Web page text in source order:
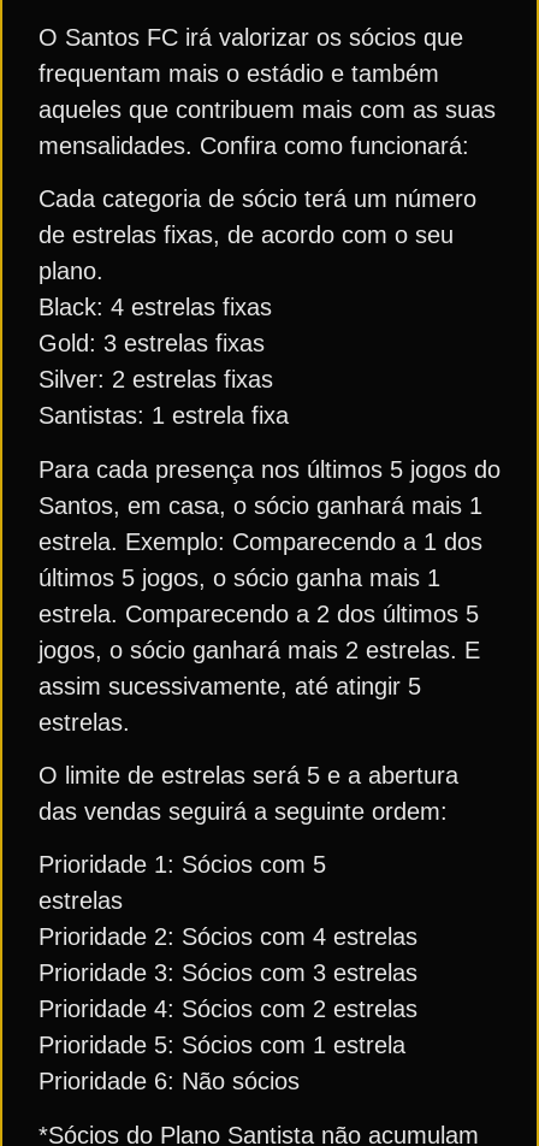
O Santos FC irá valorizar os sócios que
frequentam mais o estádio e também
aqueles que contribuem mais com as suas
mensalidades. Confira como funcionará:
Cada categoria de sócio terá um número
de estrelas fixas, de acordo com o seu
plano.
Black: 4 estrelas fixas
Gold: 3 estrelas fixas
Silver: 2 estrelas fixas
Santistas: 1 estrela fixa
Para cada presença nos últimos 5 jogos do
Santos, em casa, o sócio ganhará mais 1
estrela. Exemplo: Comparecendo a 1 dos
últimos 5 jogos, o sócio ganha mais 1
estrela. Comparecendo a 2 dos últimos 5
jogos, o sócio ganhará mais 2 estrelas. E
assim sucessivamente, até atingir 5
estrelas.
O limite de estrelas será 5 e a abertura
das vendas seguirá a seguinte ordem:
Prioridade 1: Sócios com 5
estrelas
Prioridade 2: Sócios com 4 estrelas
Prioridade 3: Sócios com 3 estrelas
Prioridade 4: Sócios com 2 estrelas
Prioridade 5: Sócios com 1 estrela
Prioridade 6: Não sócios
*Sócios do Plano Santista não acumulam